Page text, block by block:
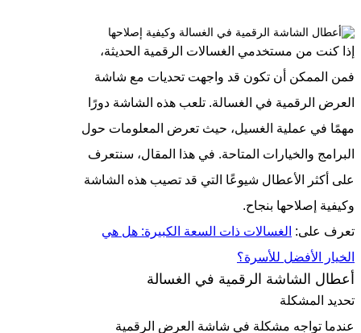
إذا كنت من مستخدمي الغسالات الرقمية الحديثة،
فمن الممكن أن تكون قد واجهت تحديات مع شاشة
العرض الرقمية في الغسالة. تلعب هذه الشاشة دورًا
مهمًا في عملية الغسيل، حيث تعرض المعلومات حول
البرامج والخيارات المتاحة. في هذا المقال، سنتعرف
على أكثر الأعطال شيوعًا التي قد تصيب هذه الشاشة
وكيفية إصلاحها بنجاح.
تعرف على: الغسالات ذات السعة الكبيرة: هل هي
الخيار الأفضل للأسرة؟
أعطال الشاشة الرقمية في الغسالة
تحديد المشكلة
عندما تواجه مشكلة في شاشة العرض الرقمية